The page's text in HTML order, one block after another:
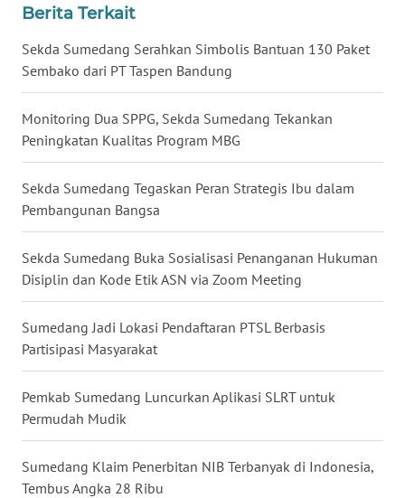
Berita Terkait
Sekda Sumedang Serahkan Simbolis Bantuan 130 Paket
Sembako dari PT Taspen Bandung
Monitoring Dua SPPG, Sekda Sumedang Tekankan
Peningkatan Kualitas Program MBG
Sekda Sumedang Tegaskan Peran Strategis Ibu dalam
Pembangunan Bangsa
Sekda Sumedang Buka Sosialisasi Penanganan Hukuman
Disiplin dan Kode Etik ASN via Zoom Meeting
Sumedang Jadi Lokasi Pendaftaran PTSL Berbasis
Partisipasi Masyarakat
Pemkab Sumedang Luncurkan Aplikasi SLRT untuk
Permudah Mudik
Sumedang Klaim Penerbitan NIB Terbanyak di Indonesia,
Tembus Angka 28 Ribu
MALUT
WN
WN
DANAU
WN
NIAS
WN
LANGKAT
WN
TAPANULI
SELATAN
WN
LESUNG